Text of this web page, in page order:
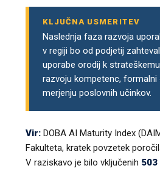
KLJUČNA USMERITEV
Naslednja faza razvoja
v regiji bo od podjetij
uporabe orodij k
razvoju kompetenc,
merjenju poslovnih učinkov.
Vir: DOBA AI Maturity Index
Fakulteta, kratek povzetek
V raziskavo je bilo vključenih